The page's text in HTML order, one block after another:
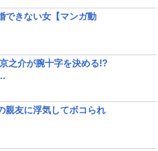
できない女【マンガ動
之介が腕十字を決める!?
親友に浮気してボコられ